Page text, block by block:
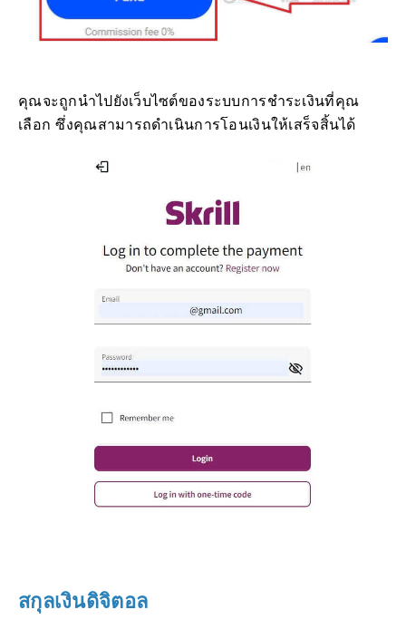
คุณจะถูกนำไปยังเว็บไซต์ของระบบการชำระเงินที่คุณ
เลือก ซึ่งคุณสามารถดำเนินการโอนเงินให้เสร็จสิ้นได้
สกุลเงินดิจิตอล